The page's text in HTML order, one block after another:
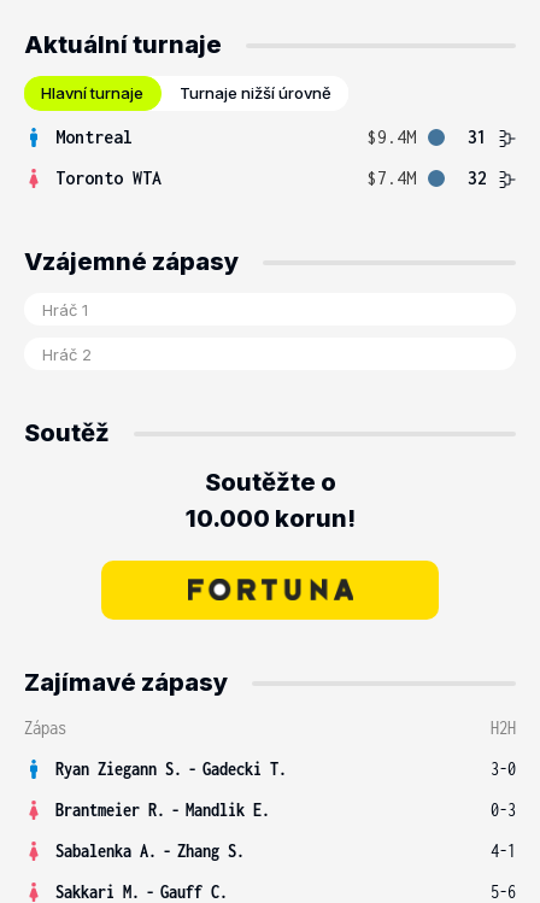
Aktuální turnaje
Hlavní turnaje Turnaje nižší úrovně
Montreal $9.4M
31
Toronto WTA
$7.4M 32
Vzájemné zápasy
Soutěž
Soutěžte o
10.000 korun!
Zajímavé zápasy
Zápas
H2H
Ryan Ziegann S. - Gadecki T.
3-0
Brantmeier R. - Mandlik E.
0-3
Sabalenka A. - Zhang S.
4-1
Sakkari M. - Gauff C.
5-6